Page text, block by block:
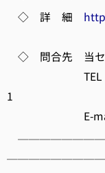
◇ 詳 細
◇ 問合先 当セ
TEL 0773-
1
E-
─────────